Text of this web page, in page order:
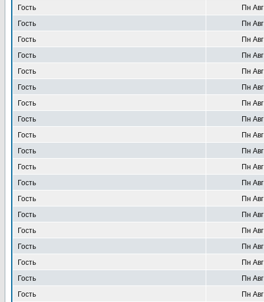
Гость
Пн
Гость
Пн
Гость
Пн
Гость
Пн
Гость
Пн
Гость
Пн
Гость
Пн
Гость
Пн
Гость
Пн
Гость
Пн
Гость
Пн
Гость
Пн
Гость
Пн
Гость
Пн
Гость
Пн
Гость
Пн
Гость
Пн
Гость
Пн
Гость
Пн